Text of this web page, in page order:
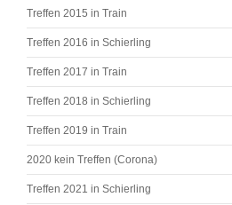
Treffen 2015 in Train
Treffen 2016 in Schierling
Treffen 2017 in Train
Treffen 2018 in Schierling
Treffen 2019 in Train
2020 kein Treffen (Corona)
Treffen 2021 in Schierling